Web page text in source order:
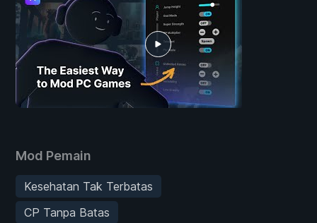
Mod Pemain
Kesehatan Tak Terbatas
CP Tanpa Batas